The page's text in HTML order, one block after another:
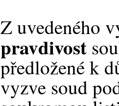
Z uvedeného
pravdivost
předložené k
vyzve soud